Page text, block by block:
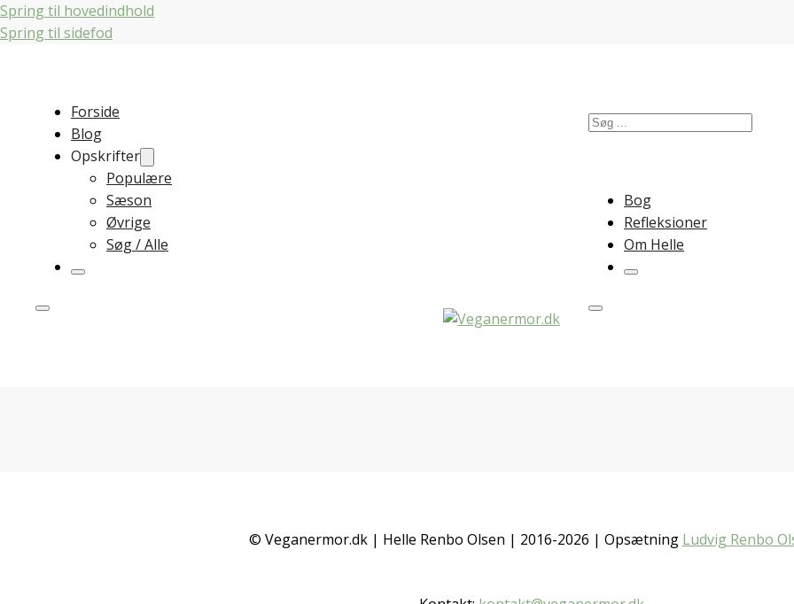
Spring til hovedindhold
Spring til sidefod
Forside
Blog
Opskrifter
Populære
Sæson
Øvrige
Søg / Alle
Søg
Bog
Refleksioner
Om Helle
stenbiderrogn)
Gå til opskrift
© Veganermor.dk | Helle Renbo Olsen | 2016-2026 | Opsætning Ludvig Renbo